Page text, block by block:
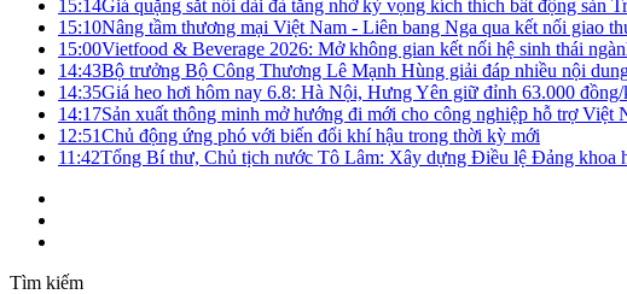
15:14Giá quặng sắt nối dài đà tăng nhờ kỳ vọng kích thích bất động sản
15:10Nâng tầm thương mại Việt Nam - Liên bang Nga qua kết nối giao
15:00Vietfood & Beverage 2026: Mở không gian kết nối hệ sinh thái
14:43Bộ trưởng Bộ Công Thương Lê Mạnh Hùng giải đáp nhiều nội
14:35Giá heo hơi hôm nay 6.8: Hà Nội, Hưng Yên giữ đỉnh 63.000
14:17Sản xuất thông minh mở hướng đi mới cho công nghiệp hỗ trợ Việt
12:51Chủ động ứng phó với biến đổi khí hậu trong thời kỳ mới
11:42Tổng Bí thư, Chủ tịch nước Tô Lâm: Xây dựng Điều lệ Đảng khoa
Tìm kiếm